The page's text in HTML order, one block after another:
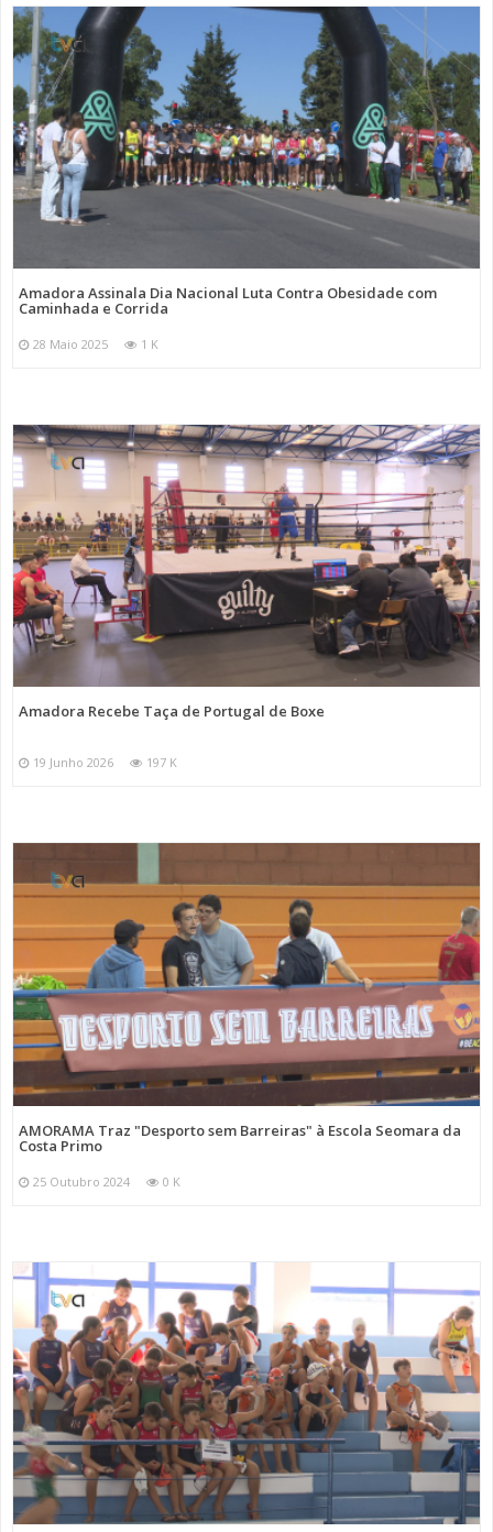
Amadora Assinala Dia Nacional Luta Contra Obesidade com
Caminhada e Corrida
28 Maio 2025 1 K
Amadora Recebe Taça de Portugal de Boxe
19 Junho 2026 197 K
AMORAMA Traz "Desporto sem Barreiras" à Escola Seomara da
Costa Primo
25 Outubro 2024 0 K